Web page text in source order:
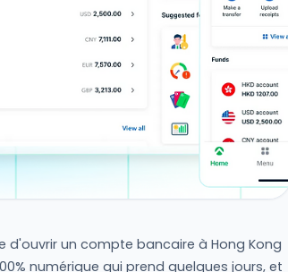
d'ouvrir un compte bancaire à Hong Kong
numérique qui prend quelques jours, et